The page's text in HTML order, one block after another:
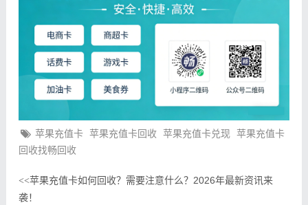
苹果充值卡 苹果充值卡回收 苹果充值卡兑现 苹果充值卡
回收找畅回收
<<苹果充值卡如何回收？需要注意什么？2026年最新资讯来
袭！